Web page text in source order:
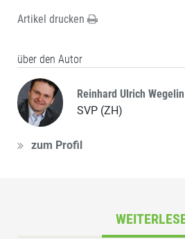
Artikel drucken
über den Autor
Reinhard Ulrich Wegelin
SVP (ZH)
zum Profil